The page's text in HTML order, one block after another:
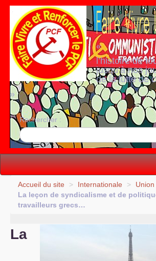
«
l’histoire de
jusqu’à nos
de la lutte de
»
Rechercher :
Vie politique
Lutter, Unir...
Accueil du site > Internationale >
La leçon de syndicalisme et de
travailleurs grecs…
La